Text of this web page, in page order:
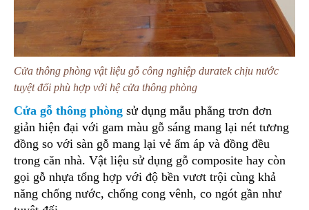
Cửa thông phòng vật liệu gỗ công nghiệp duratek chịu nước
tuyệt đối phù hợp với hệ cửa thông phòng
Cửa gỗ thông phòng sử dụng mẫu phẳng trơn đơn
giản hiện đại với gam màu gỗ sáng mang lại nét tương
đồng so với sàn gỗ mang lại vẻ ấm áp và đồng đều
trong căn nhà. Vật liệu sử dụng gỗ composite hay còn
gọi gỗ nhựa tổng hợp với độ bền vươt trội cùng khả
năng chống nước, chống cong vênh, co ngót gần như